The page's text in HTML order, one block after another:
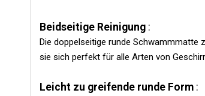
Beidseitige Reinigung :
Die doppelseitige runde Schwammmatte
sie sich perfekt für alle Arten von
Leicht zu greifende runde Form :